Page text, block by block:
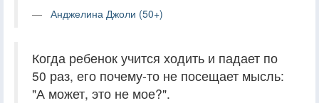
Анджелина Джоли (50+)
Когда ребенок учится ходить и падает по
50 раз, его почему-то не посещает мысль:
"А может, это не мое?".